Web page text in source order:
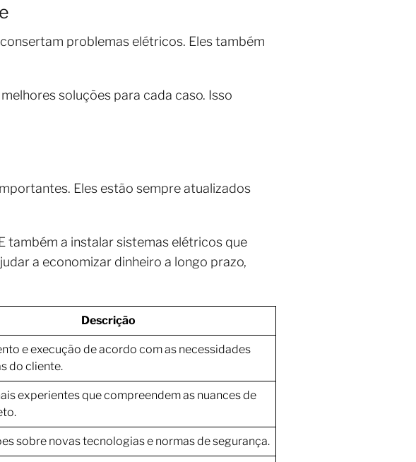
consertam problemas elétricos. Eles também
soluções para cada caso. Isso
Eles estão sempre atualizados
também a instalar sistemas elétricos que
a economizar dinheiro a longo prazo,
Descrição
e execução de acordo com as necessidades
do cliente.
experientes que compreendem as nuances de
sobre novas tecnologias e normas de segurança.